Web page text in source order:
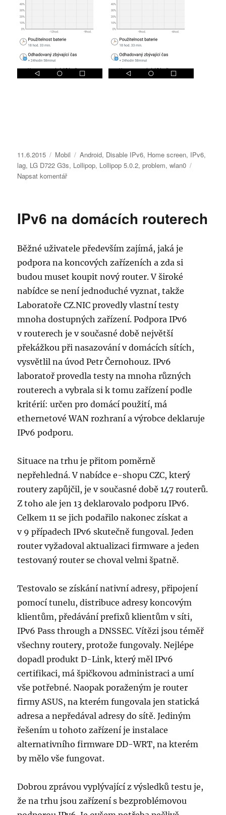
Publikováno:
11.6.2015 Rubriky:
Mobil Štítky:
Android, Disable IPv6, Home screen, IPv6,
lag, LG D722 G3s, Lollipop, Lollipop 5.0.2,problem,wlan0
Napsat komentářpro
LG
se
po
instalaci
Android
5
laguje,
problém
s
WiFi
a
baterií
IPv6 na domácích routerech
Běžné uživatele především zajímá, jaká je
podpora na koncových zařízeních a zda si
budou muset koupit nový router. V široké
nabídce se není jednoduché vyznat, takže
Laboratoře CZ.NIC provedly vlastní testy
mnoha dostupných zařízení.Podpora IPv6
v routerech je v současné době největší
překážkou při nasazování v domácích sítích,
vysvětlil na úvod Petr Černohouz. IPv6
laboratoř provedla testy na mnoha různých
routerech a vybrala si k tomu zařízení podle
kritérií: určen pro domácí použití, má
ethernetové WAN rozhraní a výrobce deklaruje
IPv6 podporu.
Situace na trhu je přitom poměrně
nepřehledná. V nabídce e-shopu CZC, který
routery zapůjčil, je v současné době 147 routerů.
Z toho ale jen 13 deklarovalo podporu IPv6.
Celkem 11 se jich podařilo nakonec získat a
v 9 případech IPv6 skutečně fungoval. Jeden
router vyžadoval aktualizaci firmware a jeden
testovaný router se choval velmi špatně.
Testovalo se získání nativní adresy, připojení
pomocí tunelu, distribuce adresy koncovým
klientům, předávání prefixů klientům v síti,
IPv6 Pass through a DNSSEC.Vítězi jsou téměř
všechny routery, protože fungovaly. Nejlépe
dopadl produkt D-Link, který měl IPv6
certifikaci, má špičkovou administraci a umí
vše potřebné. Naopak poraženým je router
firmy ASUS, na kterém fungovala jen statická
adresa a nepředával adresy do sítě.Jediným
řešením u tohoto zařízení je instalace
alternativního firmware DD-WRT, na kterém
by mělo vše fungovat.
Dobrou zprávou vyplývající z výsledků testu je,
že na trhu jsou zařízení s bezproblémovou